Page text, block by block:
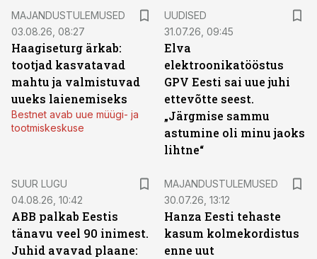
MAJANDUSTULEMUSED
03.08.26, 08:27
Haagiseturg ärkab:
tootjad kasvatavad
mahtu ja valmistuvad
uueks laienemiseks
Bestnet avab uue müügi- ja
tootmiskeskuse
UUDISED
31.07.26, 09:45
Elva
elektroonikatööstus
GPV Eesti sai uue juhi
ettevõtte seest.
„Järgmise sammu
astumine oli minu jaoks
lihtne“
SUUR LUGU
04.08.26, 10:42
ABB palkab Eestis
tänavu veel 90 inimest.
Juhid avavad plaane:
MAJANDUSTULEMUSED
30.07.26, 13:12
Hanza Eesti tehaste
kasum kolmekordistus
enne uut